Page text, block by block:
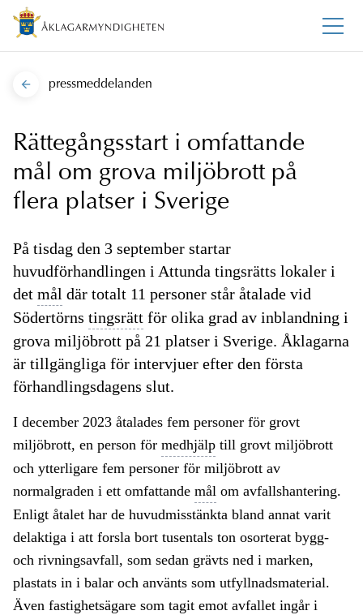
pressmeddelanden
Rättegångsstart i omfattande
mål om grova miljöbrott på
flera platser i Sverige
På tisdag den 3 september startar
huvudförhandlingen i Attunda tingsrätts lokaler i
det mål där totalt 11 personer står åtalade vid
Södertörns tingsrätt för olika grad av inblandning i
grova miljöbrott på 21 platser i Sverige. Åklagarna
är tillgängliga för intervjuer efter den första
förhandlingsdagens slut.
I december 2023 åtalades fem personer för grovt
miljöbrott, en person för medhjälp till grovt miljöbrott
och ytterligare fem personer för miljöbrott av
normalgraden i ett omfattande mål om avfallshantering.
Enligt åtalet har de huvudmisstänkta bland annat varit
delaktiga i att forsla bort tusentals ton osorterat bygg-
och rivningsavfall, som sedan grävts ned i marken,
plastats in i balar och använts som utfyllnadsmaterial.
Även fastighetsägare som tagit emot avfallet ingår i